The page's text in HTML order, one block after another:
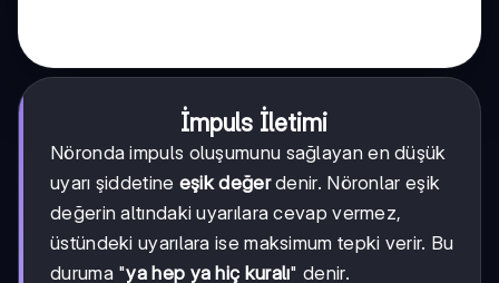
İmpuls İletimi
Nöronda impuls oluşumunu sağlayan en düşük
uyarı şiddetine eşik değerdenir. Nöronlar eşik
değerin altındaki uyarılara cevap vermez,
üstündeki uyarılara ise maksimum tepki verir. Bu
duruma "ya hep ya hiç kuralı" denir.